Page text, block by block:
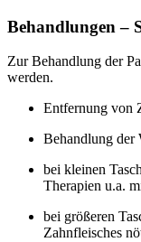
Behandlungen –
Zur Behandlung der
werden.
Entfernung von
Behandlung der
bei kleinen
Therapien u.a.
bei größeren
Zahnfleisches